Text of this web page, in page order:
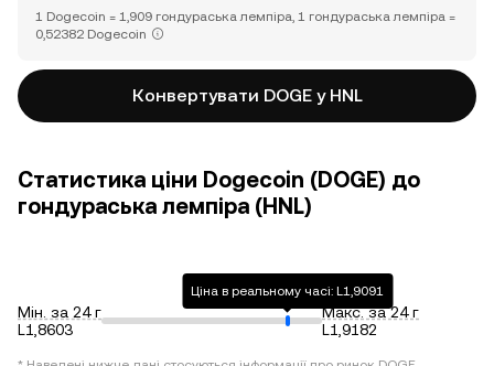
1 Dogecoin = 1,909 гондураська лемпіра, 1 гондураська лемпіра =
0,52382 Dogecoin
Конвертувати DOGE у HNL
Статистика ціни Dogecoin (DOGE) до
гондураська лемпіра (HNL)
Мін. за 24 г
L1,8603
Ціна в реальному часі: L1,9091
Макс. за 24 г
L1,9182